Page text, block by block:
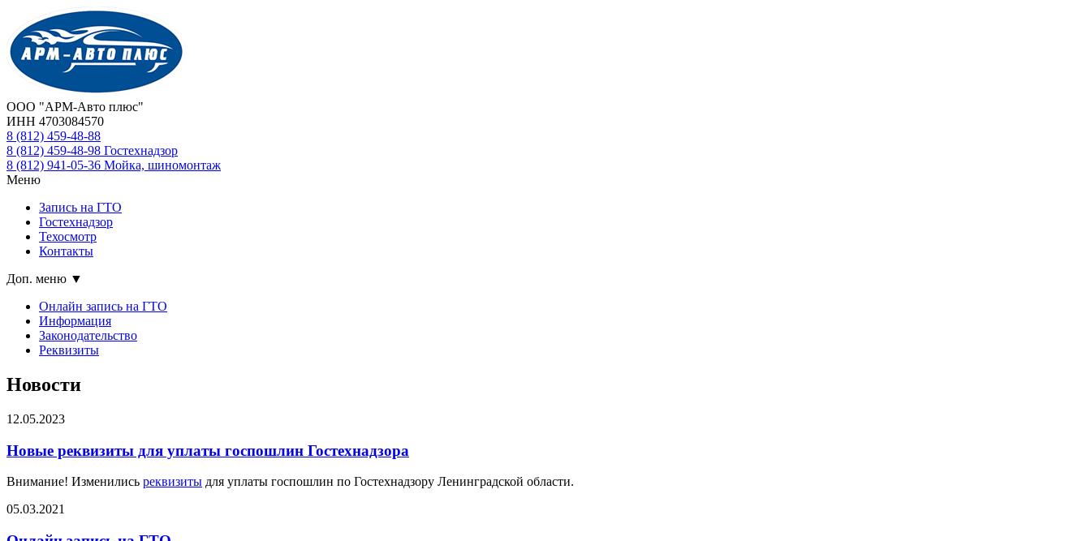
ООО "АРМ-Авто плюс"
ИНН 4703084570
8 (812) 459-48-88
8 (812) 459-48-98 Гостехнадзор
8 (812) 941-05-36 Мойка, шиномонтаж
Меню
Запись на ГТО
Гостехнадзор
Техосмотр
Контакты
Доп. меню ▼
Онлайн запись на ГТО
Информация
Законодательство
Реквизиты
Новости
12.05.2023
Новые реквизиты для уплаты госпошлин Гостехнадзора
Внимание! Изменились реквизиты для уплаты госпошлин по Гостехнадзору Ленинградской области.
05.03.2021